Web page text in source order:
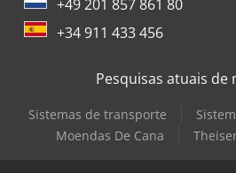
+49 201 857 861 80
+34 911 433 456
Pesquisas atuais de
Sistemas de transporte
Moendas De Cana